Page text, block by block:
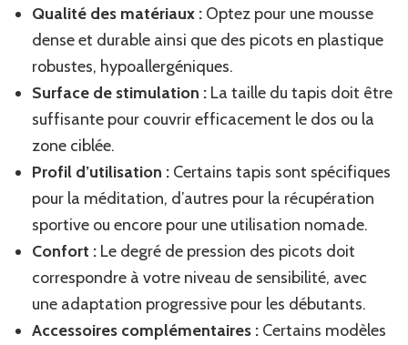
Qualité des matériaux : Optez pour une mousse
dense et durable ainsi que des picots en plastique
robustes, hypoallergéniques.
Surface de stimulation : La taille du tapis doit être
suffisante pour couvrir efficacement le dos ou la
zone ciblée.
Profil d’utilisation : Certains tapis sont spécifiques
pour la méditation, d’autres pour la récupération
sportive ou encore pour une utilisation nomade.
Confort : Le degré de pression des picots doit
correspondre à votre niveau de sensibilité, avec
une adaptation progressive pour les débutants.
Accessoires complémentaires : Certains modèles